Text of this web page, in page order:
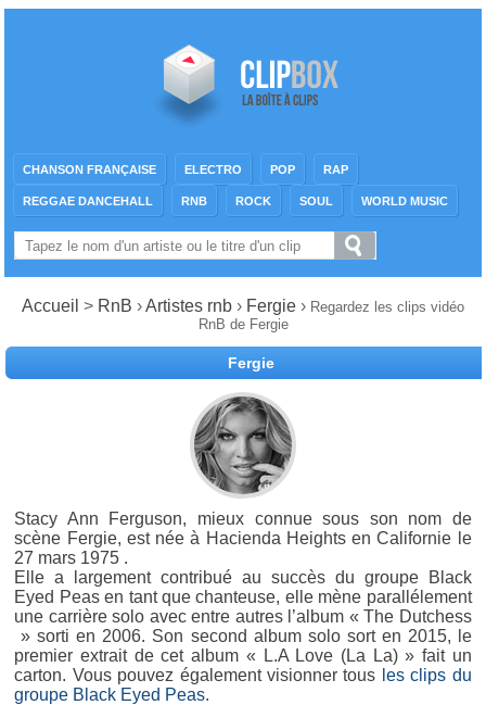
CHANSON FRANÇAISE ELECTRO POP RAP
REGGAE DANCEHALL RNB ROCK SOUL WORLD MUSIC
Accueil > RnB ›Artistes rnb › Fergie › Regardez les clips vidéo
RnB de Fergie
Fergie
Stacy Ann Ferguson, mieux connue sous son nom de
scène Fergie, est née à Hacienda Heights en Californie le
27 mars 1975 .
Elle a largement contribué au succès du groupe Black
Eyed Peas en tant que chanteuse, elle mène parallélement
une carrière solo avec entre autres l’album « The Dutchess
» sorti en 2006. Son second album solo sort en 2015, le
premier extrait de cet album « L.A Love (La La) » fait un
carton. Vous pouvez également visionner tous les clips du
groupe Black Eyed Peas.